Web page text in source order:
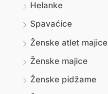
Helanke
Spavaćice
Ženske atlet majice
Ženske majice
Ženske pidžame